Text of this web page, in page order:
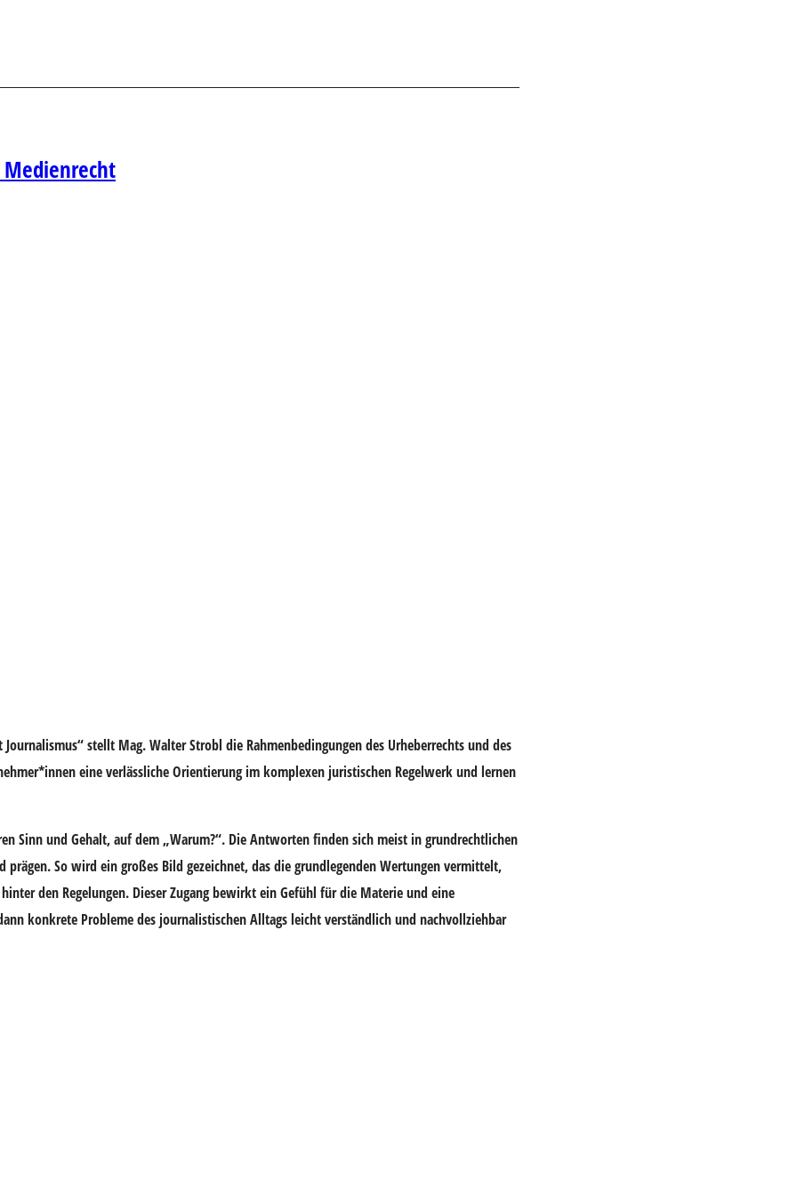
Medienrecht
Journalismus“ stellt Mag. Walter Strobl die Rahmenbedingungen des Urheberrechtsund des
eine verlässliche Orientierung im komplexen juristischen Regelwerk und lernen
Sinn und Gehalt, auf dem „Warum?“. Die Antworten finden sich meist in grundrechtlichen
prägen. So wird ein großes Bild gezeichnet, das die grundlegenden Wertungen vermittelt,
den Regelungen. Dieser Zugang bewirkt ein Gefühl für die Materie und eine
konkrete Probleme des journalistischen Alltags leicht verständlich und nachvollziehbar